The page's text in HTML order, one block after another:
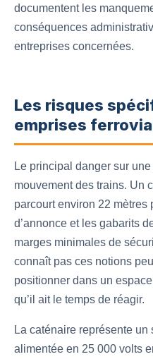
documentent les
conséquences
entreprises concernées.
Les risques
emprises
Le principal danger sur
mouvement des trains. Un
parcourt environ 22 mètres
d’annonce et les gabarits
marges minimales de
connaît pas ces notions
positionner dans un
qu’il ait le temps de réagir.
La caténaire représente
alimentée en 25 000 volts